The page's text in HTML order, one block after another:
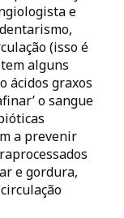
e
(isso é
alguns
ácidos graxos
o sangue
a prevenir
e gordura,